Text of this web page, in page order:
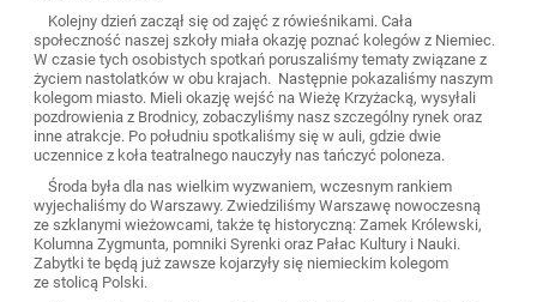
Kolejny dzień zaczął się od zajęć z rówieśnikami. Cała
społeczność naszej szkoły miała okazję poznać kolegów z Niemiec.
W czasie tych osobistych spotkań poruszaliśmy tematy związane z
życiem nastolatków w obu krajach. Następnie pokazaliśmy naszym
kolegom miasto. Mieli okazję wejść na Wieżę Krzyżacką, wysyłali
pozdrowienia z Brodnicy, zobaczyliśmy nasz szczególny rynek oraz
inne atrakcje. Po południu spotkaliśmy się w auli, gdzie dwie
uczennice z koła teatralnego nauczyły nas tańczyć poloneza.
Środa była dla nas wielkim wyzwaniem, wczesnym rankiem
wyjechaliśmy do Warszawy. Zwiedziliśmy Warszawę nowoczesną
ze szklanymi wieżowcami, także tę historyczną: Zamek Królewski,
Kolumna Zygmunta, pomniki Syrenki oraz Pałac Kultury i Nauki.
Zabytki te będą już zawsze kojarzyły się niemieckim kolegom
ze stolicą Polski.